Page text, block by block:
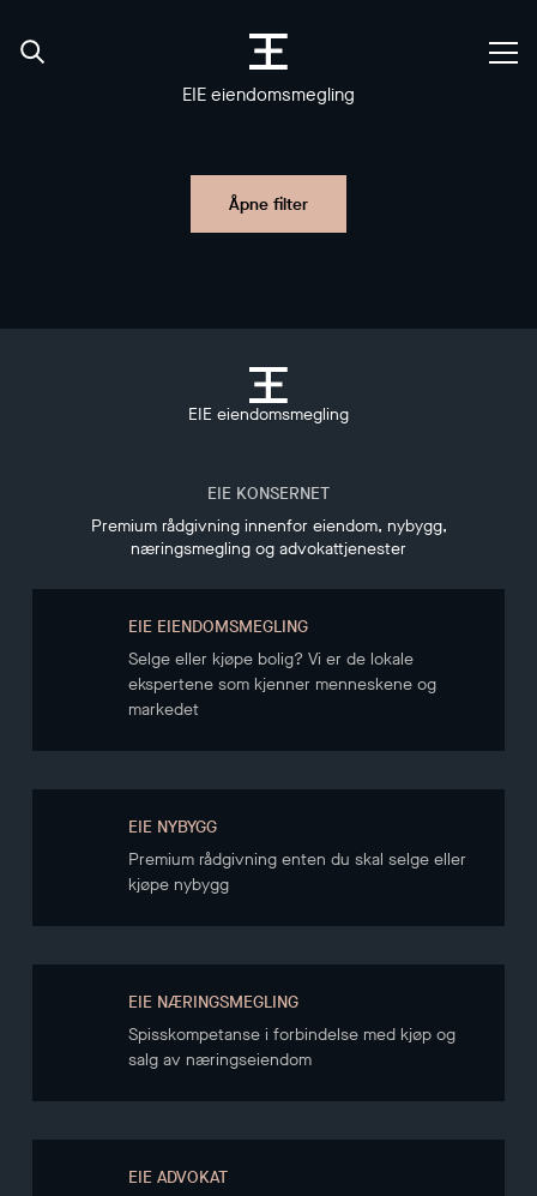
EIE eiendomsmegling
Åpne filter
EIE eiendomsmegling
EIE KONSERNET
Premium rådgivning innenfor eiendom, nybygg,
næringsmegling og advokattjenester
EIE EIENDOMSMEGLING
Selge eller kjøpe bolig? Vi er de lokale
ekspertene som kjenner menneskene og
markedet
EIE NYBYGG
Premium rådgivning enten du skal selge eller
kjøpe nybygg
EIE NÆRINGSMEGLING
Spisskompetanse i forbindelse med kjøp og
salg av næringseiendom
EIE ADVOKAT